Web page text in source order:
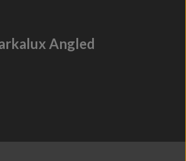
Angled